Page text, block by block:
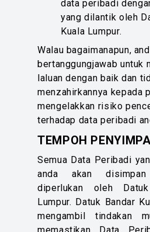
data peribadi
yang dilantik oleh
Kuala Lumpur.
Walau bagaimanapun,
bertanggungjawab untuk
laluan dengan baik dan
menzahirkannya kepada
mengelakkan risiko
terhadap data peribadi
TEMPOH
Semua Data Peribadi
anda akan
diperlukan oleh
Lumpur. Datuk Bandar
mengambil tindakan